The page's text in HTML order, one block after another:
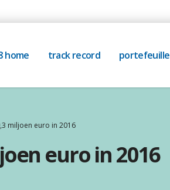
home track record portefeuille
miljoen euro in 2016
euro in 2016